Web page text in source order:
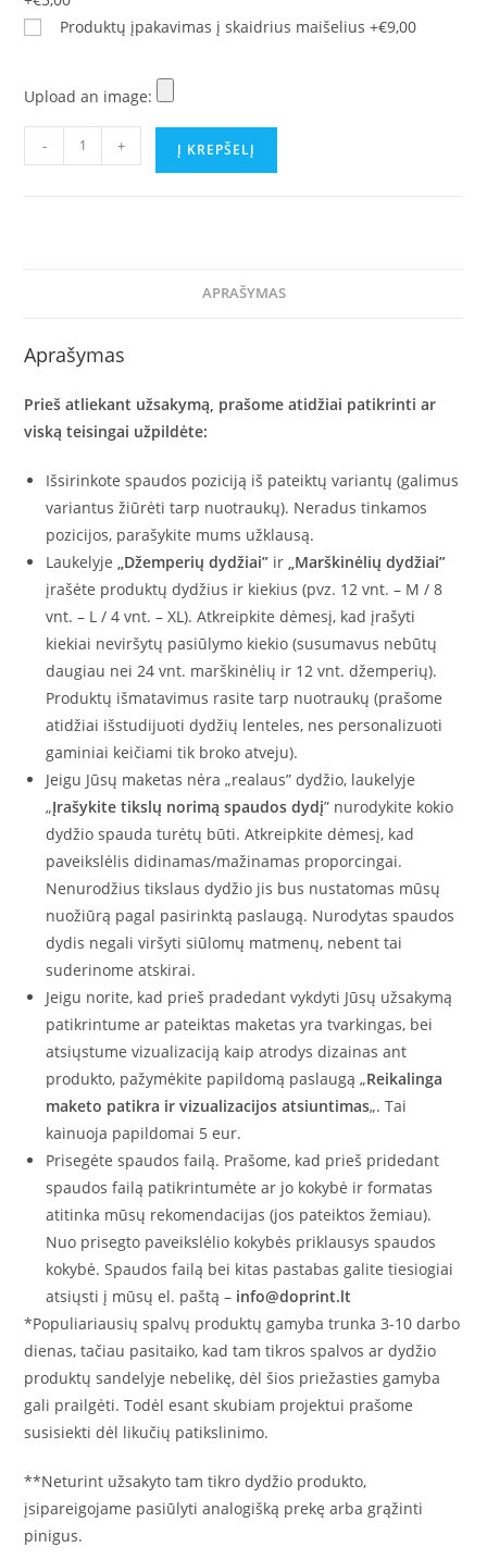
Produktų įpakavimas į skaidrius maišelius +€9,00
Upload an image:
produkto
kiekis:
vnt.
be
kapišono
spauda
(tiesioginė
DTG
spauda
pilnas
spalvingumas)
- + Į KREPŠELĮ
APRAŠYMAS
Aprašymas
Prieš atliekant užsakymą, prašome atidžiai patikrinti ar
viską teisingai užpildėte:
Išsirinkote spaudos poziciją iš pateiktų variantų (galimus
variantus žiūrėti tarp nuotraukų). Neradus tinkamos
pozicijos, parašykite mums užklausą.
Laukelyje„Džemperių dydžiai” ir„Marškinėlių dydžiai”
įrašėte produktų dydžius ir kiekius (pvz. 12 vnt. – M / 8
vnt. – L / 4 vnt. – XL). Atkreipkite dėmesį, kad įrašyti
kiekiai neviršytų pasiūlymo kiekio (susumavus nebūtų
daugiau nei 24 vnt. marškinėlių ir 12 vnt. džemperių).
Produktų išmatavimus rasite tarp nuotraukų (prašome
atidžiai išstudijuoti dydžių lenteles, nes personalizuoti
gaminiai keičiami tik broko atveju).
Jeigu Jūsų maketas nėra „realaus” dydžio, laukelyje
„Įrašykite tikslų norimą spaudos dydį” nurodykite kokio
dydžio spauda turėtų būti. Atkreipkite dėmesį, kad
paveikslėlis didinamas/mažinamas proporcingai.
Nenurodžius tikslaus dydžio jis bus nustatomas mūsų
nuožiūrą pagal pasirinktą paslaugą. Nurodytas spaudos
dydis negali viršyti siūlomų matmenų, nebent tai
suderinome atskirai.
Jeigu norite, kad prieš pradedant vykdyti Jūsų užsakymą
patikrintume ar pateiktas maketas yra tvarkingas, bei
atsiųstume vizualizaciją kaip atrodys dizainas ant
produkto, pažymėkite papildomą paslaugą „Reikalinga
maketo patikra ir vizualizacijos atsiuntimas„. Tai
kainuoja papildomai 5 eur.
Prisegėte spaudos failą. Prašome, kad prieš pridedant
spaudos failą patikrintumėte ar jo kokybė ir formatas
atitinka mūsų rekomendacijas (jos pateiktos žemiau).
Nuo prisegto paveikslėlio kokybės priklausys spaudos
kokybė. Spaudos failą bei kitas pastabas galite tiesiogiai
atsiųsti į mūsų el. paštą – info@doprint.lt
*Populiariausių spalvų produktų gamyba trunka 3-10 darbo
dienas, tačiau pasitaiko, kad tam tikros spalvos ar dydžio
produktų sandelyje nebelikę, dėl šios priežasties gamyba
gali prailgėti. Todėl esant skubiam projektui prašome
susisiekti dėl likučių patikslinimo.
**Neturint užsakyto tam tikro dydžio produkto,
įsipareigojame pasiūlyti analogišką prekę arba grąžinti
pinigus.